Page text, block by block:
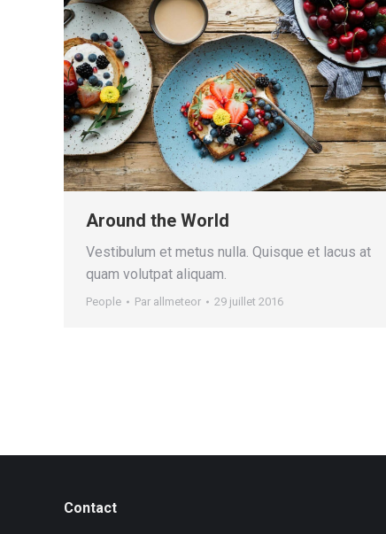
Around the World
Vestibulum et metus nulla. Quisque et lacus at
quam volutpat aliquam.
People Par allmeteor 29 juillet 2016
Contact